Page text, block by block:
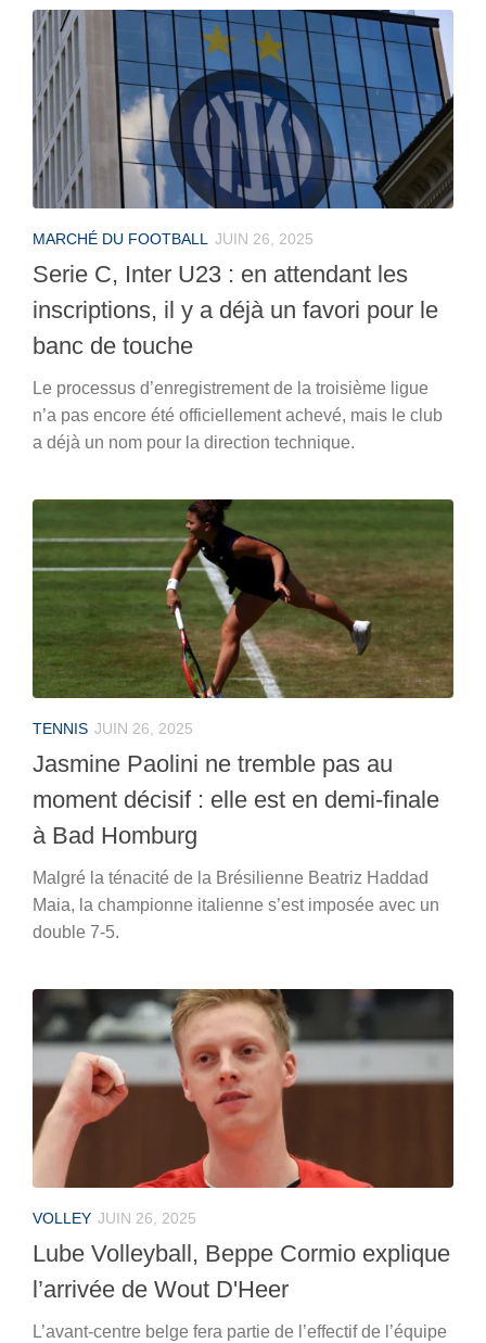
MARCHÉ DU FOOTBALL JUIN 26, 2025
Serie C, Inter U23 : en attendant les
inscriptions, il y a déjà un favori pour le
banc de touche
Le processus d’enregistrement de la troisième ligue
n’a pas encore été officiellement achevé, mais le club
a déjà un nom pour la direction technique.
TENNIS JUIN 26, 2025
Jasmine Paolini ne tremble pas au
moment décisif : elle est en demi-finale
à Bad Homburg
Malgré la ténacité de la Brésilienne Beatriz Haddad
Maia, la championne italienne s’est imposée avec un
double 7-5.
VOLLEY JUIN 26, 2025
Lube Volleyball, Beppe Cormio explique
l’arrivée de Wout D'Heer
L’avant-centre belge fera partie de l’effectif de l’équipe